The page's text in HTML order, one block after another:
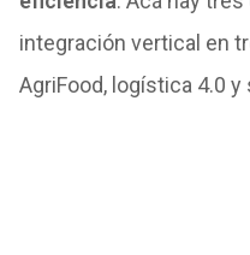
integración vertical en
AgriFood, logística 4.0